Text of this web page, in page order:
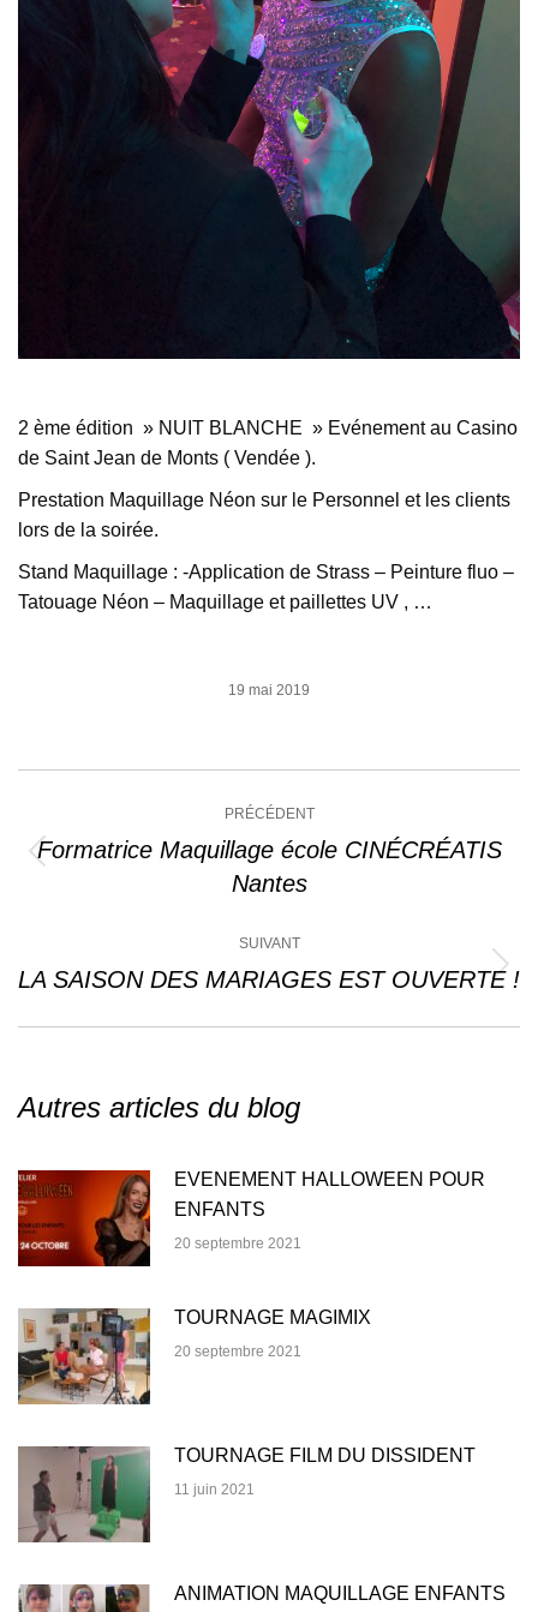
2 ème édition » NUIT BLANCHE » Evénement au Casino
de Saint Jean de Monts ( Vendée ).
Prestation Maquillage Néon sur le Personnel et les clients
lors de la soirée.
Stand Maquillage : -Application de Strass – Peinture fluo –
Tatouage Néon – Maquillage et paillettes UV , …
19 mai 2019
article
PRÉCÉDENT
Article
précédent
Formatrice Maquillage école CINÉCRÉATIS
Nantes
SUIVANT
Article
LA SAISON DES MARIAGES EST OUVERTE !
Autres articles du blog
EVENEMENT HALLOWEEN POUR
ENFANTS
20 septembre 2021
TOURNAGE MAGIMIX
20 septembre 2021
TOURNAGE FILM DU DISSIDENT
11 juin 2021
ANIMATION MAQUILLAGE ENFANTS